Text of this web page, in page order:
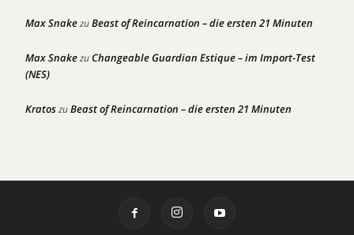
Max SnakezuBeast of Reincarnation – die ersten 21 Minuten
Max SnakezuChangeable Guardian Estique – im Import-Test
(NES)
KratoszuBeast of Reincarnation – die ersten 21 Minuten